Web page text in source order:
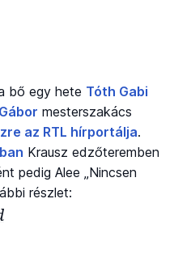
bő egy hete Tóth Gabi
mesterszakács
az RTL hírportálja.
Krausz edzőteremben
pedig Alee „Nincsen
részlet: